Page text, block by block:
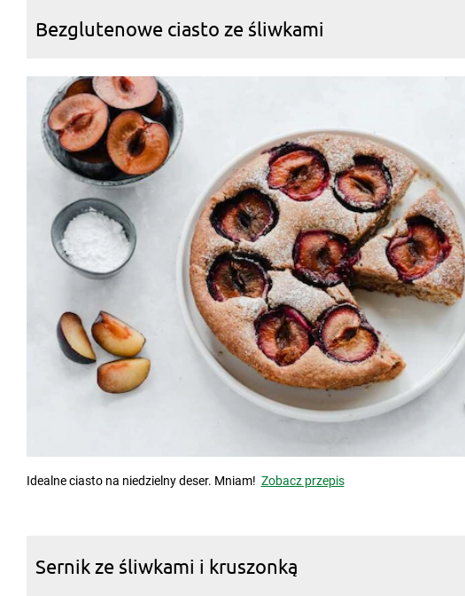
Bezglutenowe ciasto ze śliwkami
Idealne ciasto na niedzielny deser. Mniam! Zobacz przepis
Sernik ze śliwkami i kruszonką